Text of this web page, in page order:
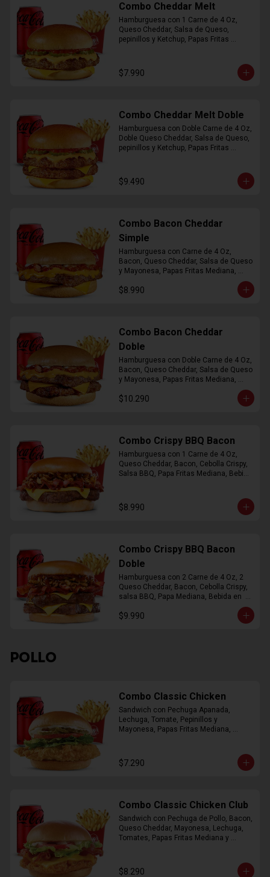
Combo Cheddar Melt
Hamburguesa con 1 Carne de 4 Oz,
Queso Cheddar, Salsa de Queso,
pepinillos y Ketchup, Papas Fritas
$7.990
Combo Cheddar Melt Doble
Hamburguesa con Doble Carne de 4 Oz,
Doble Queso Cheddar, Salsa de Queso,
pepinillos y Ketchup, Papas Fritas
$9.490
Combo Bacon Cheddar
Simple
Hamburguesa con Carne de 4 Oz,
Bacon, Queso Cheddar, Salsa de Queso
y Mayonesa, Papas Fritas Mediana,
$8.990
Combo Bacon Cheddar
Doble
Hamburguesa con Doble Carne de 4 Oz,
Bacon, Queso Cheddar, Salsa de Queso
y Mayonesa, Papas Fritas Mediana,
$10.290
Combo Crispy BBQ Bacon
Hamburguesa con 1 Carne de 4 Oz,
Queso Cheddar, Bacon, Cebolla Crispy,
Salsa BBQ, Papa Fritas Mediana, Bebida
$8.990
Combo Crispy BBQ Bacon
Doble
Hamburguesa con 2 Carne de 4 Oz, 2
Queso Cheddar, Bacon, Cebolla Crispy,
salsa BBQ, Papa Mediana, Bebida en
$9.990
POLLO
Combo Classic Chicken
Sandwich con Pechuga Apanada,
Lechuga, Tomate, Pepinillos y
Mayonesa, Papas Fritas Mediana,
$7.290
Combo Classic Chicken Club
Sandwich con Pechuga de Pollo, Bacon,
Queso Cheddar, Mayonesa, Lechuga,
Tomates, Papas Fritas Mediana y
$8.290